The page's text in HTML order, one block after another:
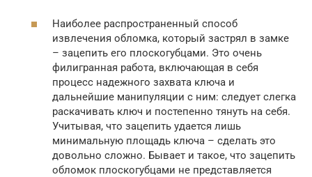
Наиболее распространенный способ
извлечения обломка, который застрял в замке
– зацепить его плоскогубцами. Это очень
филигранная работа, включающая в себя
процесс надежного захвата ключа и
дальнейшие манипуляции с ним: следует слегка
раскачивать ключ и постепенно тянуть на себя.
Учитывая, что зацепить удается лишь
минимальную площадь ключа – сделать это
довольно сложно. Бывает и такое, что зацепить
обломок плоскогубцами не представляется